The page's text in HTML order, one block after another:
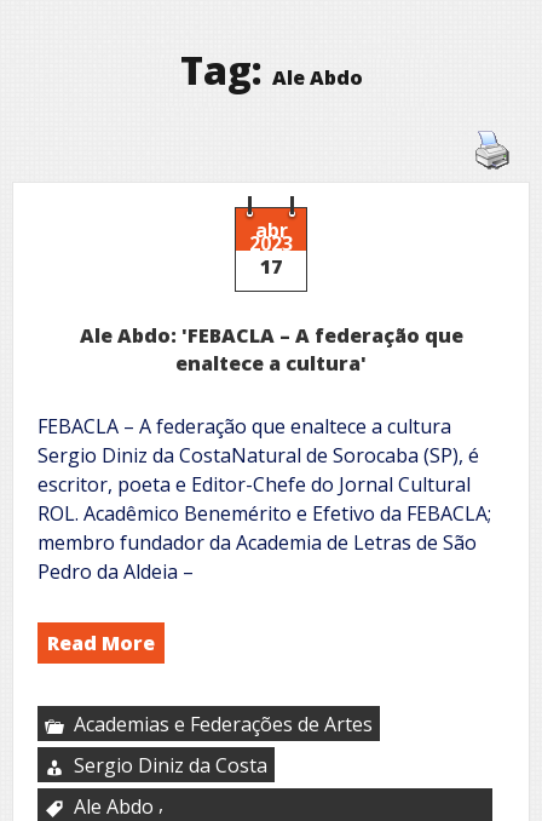
Tag: Ale Abdo
abr
2023
17
Ale Abdo: 'FEBACLA – A federação que
enaltece a cultura'
FEBACLA – A federação que enaltece a cultura
Sergio Diniz da CostaNatural de Sorocaba (SP), é
escritor, poeta e Editor-Chefe do Jornal Cultural
ROL. Acadêmico Benemérito e Efetivo da FEBACLA;
membro fundador da Academia de Letras de São
Pedro da Aldeia –
Read More
Academias e Federações de Artes
Sergio Diniz da Costa
Ale Abdo ,